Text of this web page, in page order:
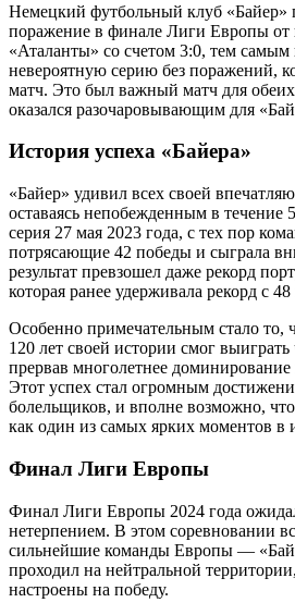
Немецкий футбольный клуб «Байер»
поражение в финале Лиги Европы от
«Аталанты» со счетом 3:0, тем самым
невероятную серию без поражений,
матч. Это был важный матч для
оказался разочаровывающим для
История успеха «Байера»
«Байер» удивил всех своей
оставаясь непобежденным в течение
серия 27 мая 2023 года, с тех пор
потрясающие 42 победы и сыграла
результат превзошел даже рекорд
которая ранее удерживала рекорд с
Особенно примечательным стало то,
120 лет своей истории смог
прервав многолетнее
Этот успех стал огромным
болельщиков, и вполне возможно,
как один из самых ярких моментов в
Финал Лиги Европы
Финал Лиги Европы 2024 года
нетерпением. В этом соревновании
сильнейшие команды Европы —
проходил на нейтральной
настроены на победу.